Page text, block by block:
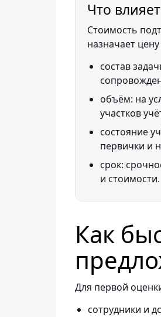
Что
Стоимость
назначает
состав
объём: на
участков
состояние
первички и
срок:
и стоимости.
Как
Для первой
сотрудники и